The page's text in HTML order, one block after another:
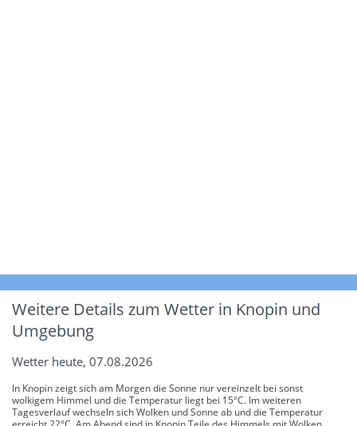
Weitere Details zum Wetter in Knopin und
Umgebung
Wetter heute, 07.08.2026
In Knopin zeigt sich am Morgen die Sonne nur vereinzelt bei sonst
wolkigem Himmel und die Temperatur liegt bei 15°C. Im weiteren
Tagesverlauf wechseln sich Wolken und Sonne ab und die Temperatur